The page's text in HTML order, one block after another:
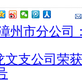
州市分公司
文支公司荣